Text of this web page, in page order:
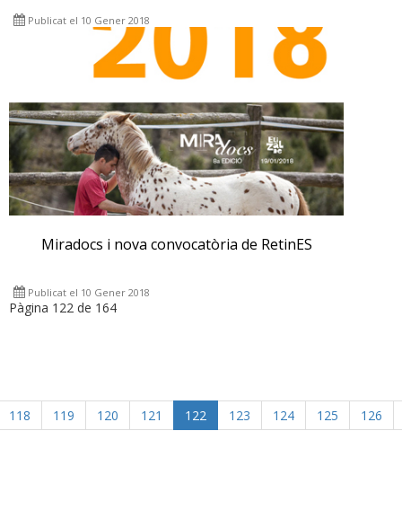
Publicat el 10 Gener 2018
Miradocs i nova convocatòria de RetinES
Publicat el 10 Gener 2018
Pàgina 122 de 164
118 119 120 121 122 123 124 125 126